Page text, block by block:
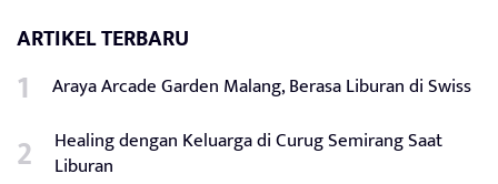
ARTIKEL TERBARU
Araya Arcade Garden Malang, Berasa Liburan di Swiss
Healing dengan Keluarga di Curug Semirang Saat
Liburan